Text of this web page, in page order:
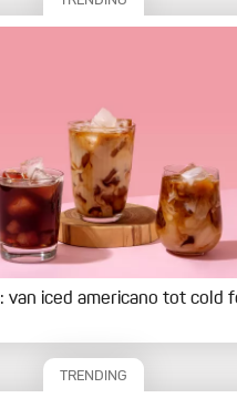
van iced americano tot cold
TRENDING